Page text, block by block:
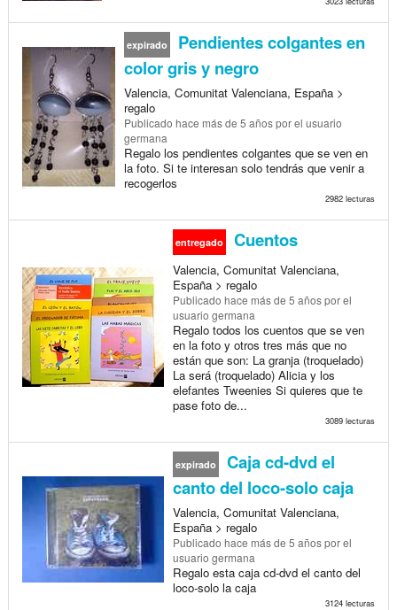
expirado
Pendientes colgantes en
color gris y negro
Valencia, Comunitat Valenciana, España >
regalo
Publicado hace más de 5 añospor el usuario
germana
Regalo los pendientes colgantes que se ven en
la foto. Si te interesan solo tendrás que venir a
recogerlos
2982 lecturas
entregado Cuentos
Valencia, Comunitat Valenciana,
España > regalo
Publicado hace más de 5 añospor el
usuario germana
Regalo todos los cuentos que se ven
en la foto y otros tres más que no
están que son: La granja (troquelado)
La será (troquelado) Alicia y los
elefantes Tweenies Si quieres que te
pase foto de...
3089 lecturas
expirado
Caja cd-dvd el
canto del loco-solo caja
Valencia, Comunitat Valenciana,
España > regalo
Publicado hace más de 5 añospor el
usuario germana
Regalo esta caja cd-dvd el canto del
loco-solo la caja
3124 lecturas